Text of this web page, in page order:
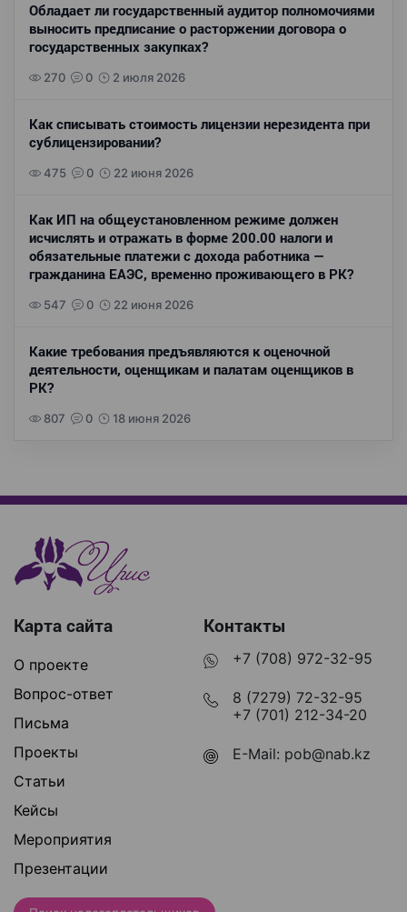
Обладает ли государственный аудитор полномочиями
выносить предписание о расторжении договора о
государственных закупках?
270 0 2 июля 2026
Как списывать стоимость лицензии нерезидента при
сублицензировании?
475 0 22 июня 2026
Как ИП на общеустановленном режиме должен
исчислять и отражать в форме 200.00 налоги и
обязательные платежи с дохода работника —
гражданина ЕАЭС, временно проживающего в РК?
547 0 22 июня 2026
Какие требования предъявляются к оценочной
деятельности, оценщикам и палатам оценщиков в
РК?
807 0 18 июня 2026
Карта сайта
О проекте
Вопрос-ответ
Письма
Проекты
Статьи
Кейсы
Мероприятия
Презентации
Контакты
+7 (708) 972-32-95
8 (7279) 72-32-95
+7 (701) 212-34-20
E-Mail: pob@nab.kz